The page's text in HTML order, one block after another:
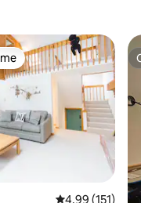
на гостите
Средна
4,99 (151)